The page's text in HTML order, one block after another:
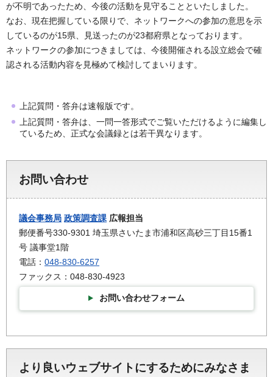
が不明であったため、今後の活動を見守ることといたしました。
なお、現在把握している限りで、ネットワークへの参加の意思を示
しているのが15県、見送ったのが23都府県となっております。
ネットワークの参加につきましては、今後開催される設立総会で確
認される活動内容を見極めて検討してまいります。
上記質問・答弁は速報版です。
上記質問・答弁は、一問一答形式でご覧いただけるように編集し
ているため、正式な会議録とは若干異なります。
お問い合わせ
議会事務局 政策調査課 広報担当
郵便番号330-9301 埼玉県さいたま市浦和区高砂三丁目15番1
号 議事堂1階
電話： 048-830-6257
ファックス：048-830-4923
お問い合わせフォーム
より良いウェブサイトにするためにみなさま